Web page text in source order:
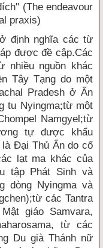
(The endeavour
praxis)
định nghĩa các từ
được đề cập.Các
nguồn khác
Tây Tạng do một
Pradesh ở Ấn
tu Nyingma;từ một
Namgyel;từ
tự được khẩu
Ðại Thủ Ấn do cố
lạt ma khác của
tập Phát Sinh và
dòng Nyingma và
các Tantra
giáo Samvara,
từ các
Du già Thánh nữ